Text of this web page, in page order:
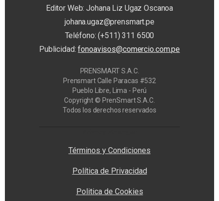
Editor Web: Johana Liz Ugaz Oscanoa
johana.ugaz@prensmart.pe
Teléfono: (+511) 311 6500
Publicidad:fonoavisos@comercio.com.pe
PRENSMART S.A.C.
Prensmart Calle Paracas #532
Pueblo Libre, Lima - Perú
Copyright © PrenSmart S.A.C.
Todos los derechos reservados
Términos y Condiciones
Política de Privacidad
Politica de Cookies